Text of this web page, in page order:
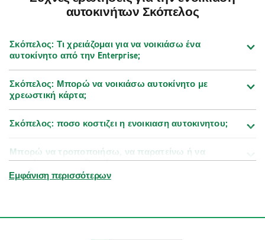
αυτοκινήτων Σκόπελος
Σκόπελος: Τι χρειάζομαι για να νοικιάσω ένα
αυτοκίνητο από την Enterprise;
Σκόπελος: Μπορώ να νοικιάσω αυτοκίνητο με
χρεωστική κάρτα;
Σκόπελος: ποσο κοστιζει η ενοικιαση αυτοκινητου;
Μπορώ να τροποποιήσω, να παρατείνω ή να
ακυρώσω την κράτησή μου;
Εμφάνιση περισσότερων